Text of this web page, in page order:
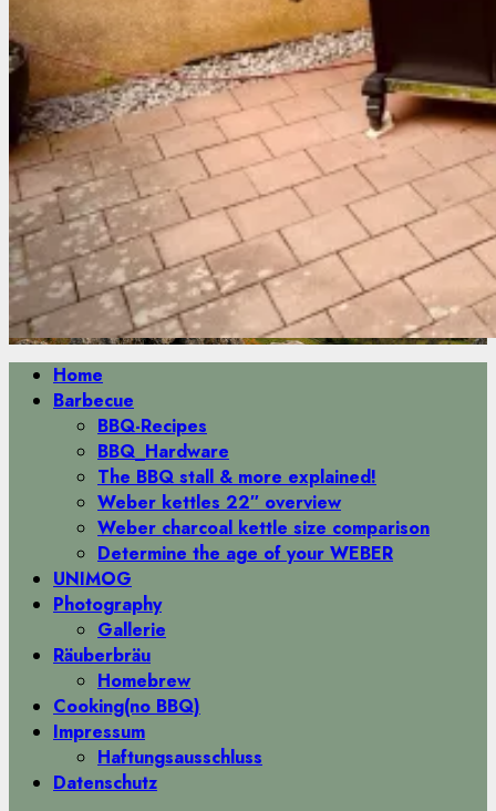
Primäres
Menü
Home
Barbecue
BBQ-Recipes
BBQ_Hardware
The BBQ stall & more explained!
Weber kettles 22″ overview
Weber charcoal kettle size comparison
Determine the age of your WEBER
UNIMOG
Photography
Gallerie
Räuberbräu
Homebrew
Cooking(no BBQ)
Impressum
Haftungsausschluss
Datenschutz